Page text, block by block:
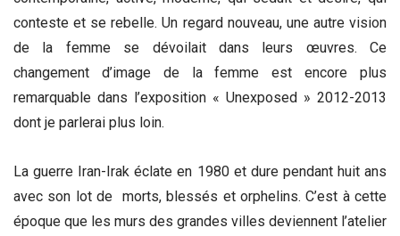
conteste et se rebelle. Un regard nouveau, une autre vision
de la femme se dévoilait dans leurs œuvres. Ce
changement d’image de la femme est encore plus
remarquable dans l’exposition « Unexposed » 2012-2013
dont je parlerai plus loin.
La guerre Iran-Irak éclate en 1980 et dure pendant huit ans
avec son lot de morts, blessés et orphelins. C’est à cette
époque que les murs des grandes villes deviennent l’atelier